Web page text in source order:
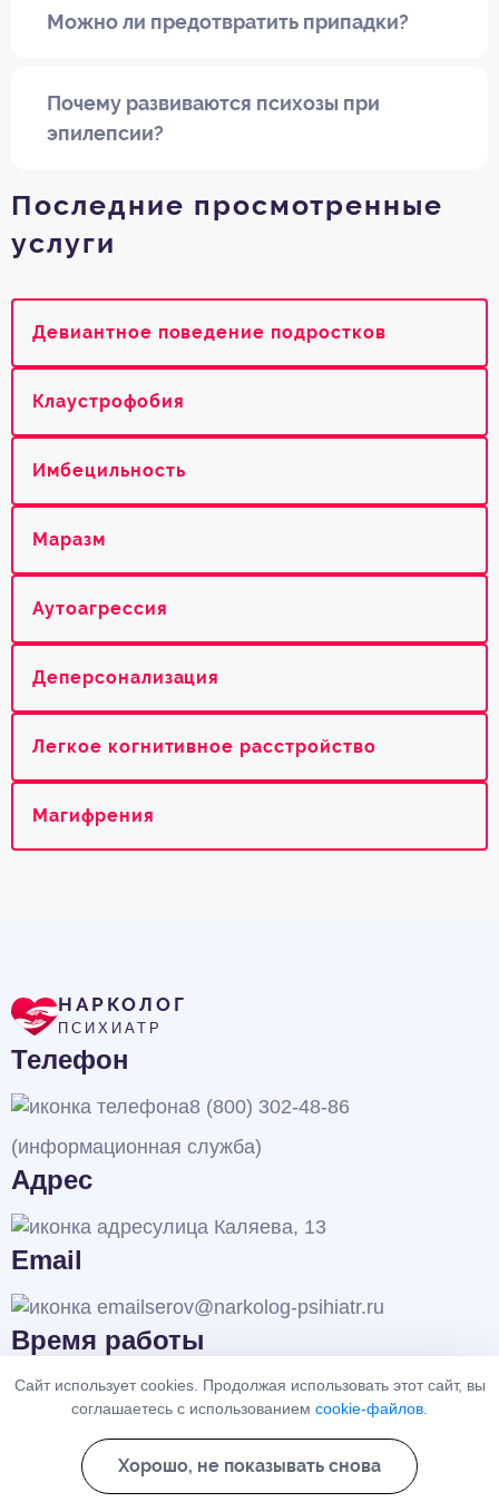
Можно ли предотвратить припадки?
Почему развиваются психозы при
эпилепсии?
Последние просмотренные
услуги
Девиантное поведение подростков
Клаустрофобия
Имбецильность
Маразм
Аутоагрессия
Деперсонализация
Легкое когнитивное расстройство
Магифрения
НАРКОЛОГ
ПСИХИАТР
Телефон
8 (800) 302-48-86
(информационная служба)
Адрес
улица Каляева, 13
Email
serov@narkolog-psihiatr.ru
Время работы
24/7
Сайт использует cookies. Продолжая использовать этот сайт, вы
соглашаетесь с использованием cookie-файлов
Хорошо, не показывать снова